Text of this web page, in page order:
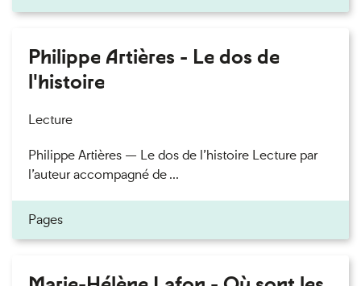
Philippe Artières - Le dos de
l'histoire
Lecture
Philippe Artières — Le dos de l’histoire Lecture par
l’auteur accompagné de ...
Pages